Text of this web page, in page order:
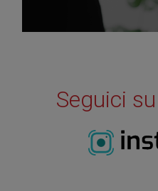
Seguici